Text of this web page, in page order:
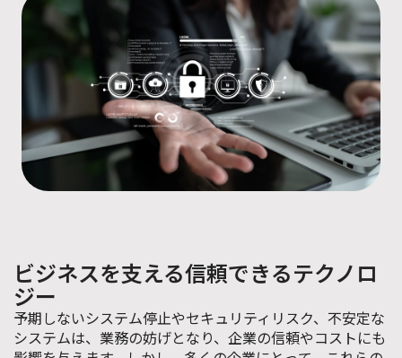
ビジネスを支える信頼できるテクノロ
ジー
予期しないシステム停止やセキュリティリスク、不安定な
システムは、業務の妨げとなり、企業の信頼やコストにも